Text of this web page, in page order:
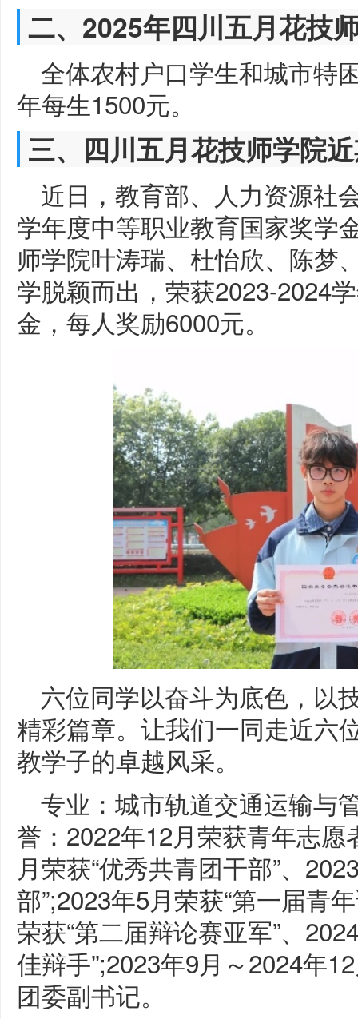
二、2025年四川五月花技
全体农村户口学生和城市特
年每生1500元。
三、四川五月花技师学院
近日，教育部、人力资源社
学年度中等职业教育国家奖学
师学院叶涛瑞、杜怡欣、陈梦
学脱颖而出，荣获2023-2024
金，每人奖励6000元。
六位同学以奋斗为底色，以
精彩篇章。让我们一同走近六
教学子的卓越风采。
专业：城市轨道交通运输与
誉：2022年12月荣获青年志愿
月荣获“优秀共青团干部”、
部”;2023年5月荣获“第一届青
荣获“第二届辩论赛亚军”、
佳辩手”;2023年9月～2024年
团委副书记。